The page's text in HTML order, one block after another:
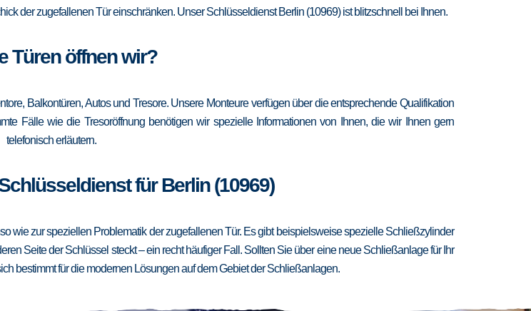
der zugefallenen Tür einschränken. Unser Schlüsseldienst Berlin (10969) ist blitzschnell bei Ihnen.
Türen öffnen wir?
Balkontüren, Autos und Tresore. Unsere Monteure verfügen über die entsprechende Qualifikation
Fälle wie die Tresoröffnung benötigen wir spezielle Informationen von Ihnen, die wir Ihnen gern
telefonisch erläutern.
für Berlin (10969)
wie zur speziellen Problematik der zugefallenen Tür. Es gibt beispielsweise spezielle Schließzylinder
Seite der Schlüssel steckt – ein recht häufiger Fall. Sollten Sie über eine neue Schließanlage für Ihr
bestimmt für die modernen Lösungen auf dem Gebiet der Schließanlagen.